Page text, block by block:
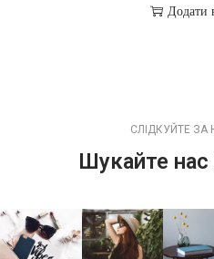
Додати
СЛІДКУЙТЕ
Шукайте